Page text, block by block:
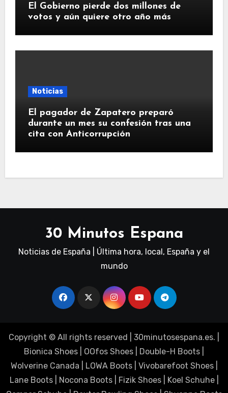
El Gobierno pierde dos millones de
votos y aún quiere otro año más
Noticias
El pagador de Zapatero preparó
durante un mes su confesión tras una
cita con Anticorrupción
30 Minutos Espana
Noticias de España | Última hora, local, España y el
mundo
Copyright © All rights reserved 30minutosespana.es. |
Bionica Shoes
OOfos Shoes Double-H Boots
Wolverine Canada
LOWA Boots| Vivobarefoot Shoes|
Lane Boots| Nocona Boots| Fizik Shoes| Koel Schuhe|